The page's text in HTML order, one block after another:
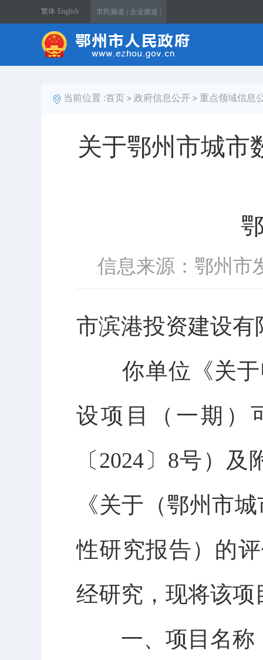
繁体 English 市民频道 | 企业频道 |
当前位置 :首页 > 政府信息公开 > 重点领域信息
关于鄂州市城市
信息来源：鄂州市
市滨港投资建设有
你单位《关于
设项目（一期）
〔2024〕8号）
《关于（鄂州市
性研究报告）的
经研究，现将该
一、项目名称